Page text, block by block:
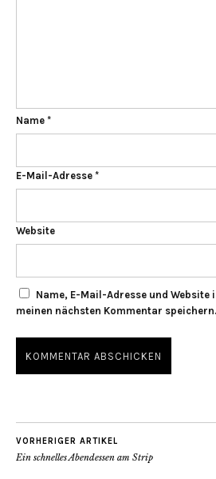
Name *
E-Mail-Adresse *
Website
Name, E-Mail-Adresse und Website
meinen nächsten Kommentar speichern.
VORHERIGER ARTIKEL
Ein schnelles Abendessen am Strip